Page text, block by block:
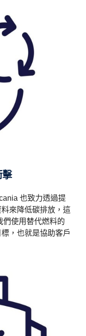
擊
也致力透過提
來降低碳排放，這
們使用替代燃料的
，也就是協助客戶